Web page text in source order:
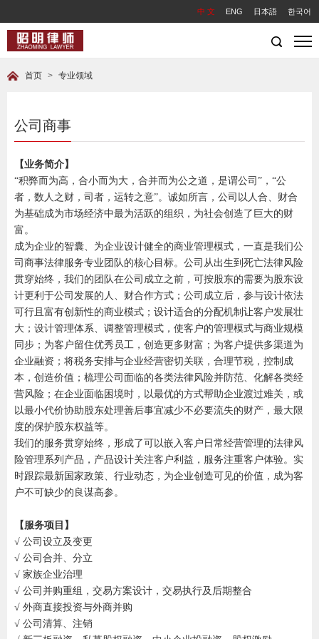
中 文 ENG 日本語 한국어
首页 > 专业领域
公司商事
【业务简介】
“积弊而为高，合小而为大，合并而为公之道，是谓公司”，“公
者，数人之财，司者，运转之意”。诚如所言，公司以人合、财合
为基础成为市场经济中最为活跃的组织，为社会创造了巨大的财
富。
成为企业的智囊、为企业设计健全的商业管理模式，一直是我们公
司商事法律服务专业团队的核心目标。公司从出生到死亡法律风险
贯穿始终，我们的团队在公司成立之前，可按股东的需要为股东设
计更利于公司发展的人、财合作方式；公司成立后，参与设计依法
可行且富有创新性的商业模式；设计适合的分配机制让客户发展壮
大；设计管理体系、调整管理模式，使客户的管理模式与商业规模
同步；为客户留住优秀员工，创造更多财富；为客户提供多渠道为
企业融资；将税务安排与企业经营密切关联，合理节税，控制成
本，创造价值；梳理公司面临的各类法律风险并防范、化解各类经
营风险；在企业面临困境时，以最优的方式帮助企业渡过难关，或
以最小代价协助股东处理善后事宜减少不必要流失的财产，最大限
度的保护股东权益等。
我们的服务贯穿始终，形成了可以嵌入客户日常经营管理的法律风
险管理系列产品，产品设计关注客户利益，服务注重客户体验。实
时跟踪最新国家政策、行业动态，为企业创造可见的价值，成为客
户不可缺少的良谋高参。
【服务项目】
√ 公司设立及变更
√ 公司合并、分立
√ 家族企业治理
√ 公司并购重组，交易方案设计，交易执行及后期整合
√ 外商直接投资与外商并购
√ 公司清算、注销